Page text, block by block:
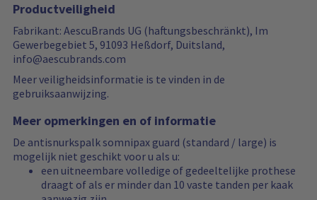
Productveiligheid
Fabrikant: AescuBrands UG (haftungsbeschränkt), Im
Gewerbegebiet 5, 91093 Heßdorf, Duitsland,
info@aescubrands.com
Meer veiligheidsinformatie is te vinden in de
gebruiksaanwijzing.
Meer opmerkingen en of informatie
De antisnurkspalk somnipax guard (standard / large) is
mogelijk niet geschikt voor u als u:
een uitneembare volledige of gedeeltelijke prothese
draagt of als er minder dan 10 vaste tanden per kaak